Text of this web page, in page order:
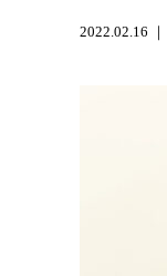
2022.02.16 ｜